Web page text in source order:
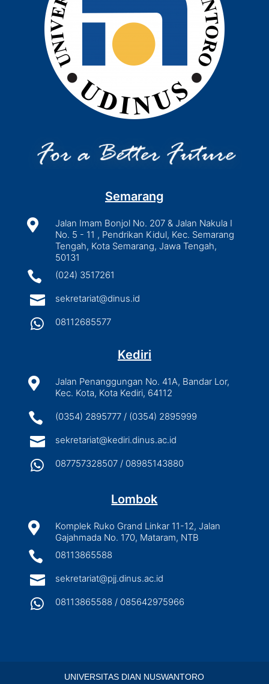
Semarang

Jalan Imam Bonjol No. 207 & Jalan Nakula I
No. 5 - 11 , Pendrikan Kidul, Kec. Semarang
Tengah, Kota Semarang, Jawa Tengah,
50131
 (024) 3517261
 sekretariat@dinus.id
 08112685577
Kediri

Jalan Penanggungan No. 41A, Bandar Lor,
Kec. Kota, Kota Kediri, 64112
 (0354) 2895777 / (0354) 2895999
 sekretariat@kediri.dinus.ac.id
 087757328507 / 08985143880
Lombok

Komplek Ruko Grand Linkar 11-12, Jalan
Gajahmada No. 170, Mataram, NTB
 08113865588
 sekretariat@pjj.dinus.ac.id
 08113865588 / 085642975966
UNIVERSITAS DIAN NUSWANTORO